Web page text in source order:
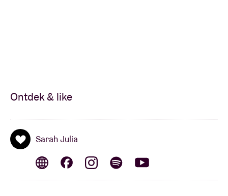
Ontdek & like
Sarah Julia